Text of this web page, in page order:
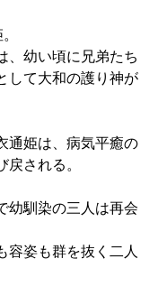
、幼い頃に兄弟たち
して大和の護り神が
通姫は、病気平癒の
される。
幼馴染の三人は再会
容姿も群を抜く二人